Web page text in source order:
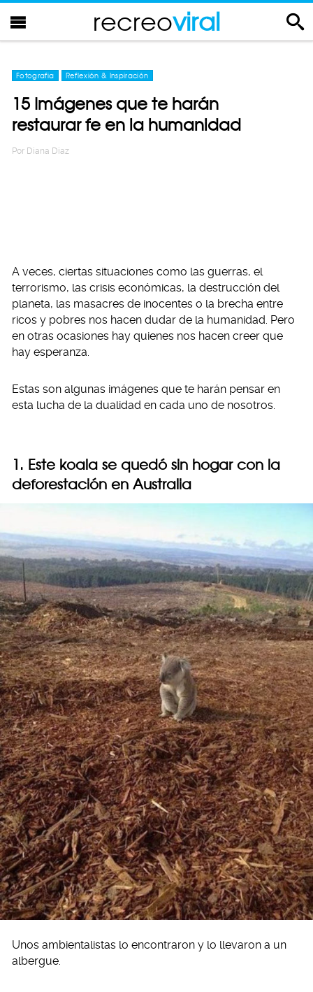
recreoviral
Fotografia Reflexión & Inspiración
15 Imágenes que te harán
restaurar fe en la humanidad
Por Diana Diaz
A veces, ciertas situaciones como las guerras, el
terrorismo, las crisis económicas, la destrucción del
planeta, las masacres de inocentes o la brecha entre
ricos y pobres nos hacen dudar de la humanidad. Pero
en otras ocasiones hay quienes nos hacen creer que
hay esperanza.
Estas son algunas imágenes que te harán pensar en
esta lucha de la dualidad en cada uno de nosotros.
1. Este koala se quedó sin hogar con la
deforestación en Australia
Unos ambientalistas lo encontraron y lo llevaron a un
albergue.